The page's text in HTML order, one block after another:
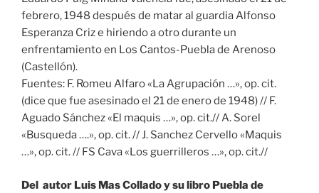
febrero, 1948 después de matar al guardia Alfonso
Esperanza Criz e hiriendo a otro durante un
enfrentamiento en Los Cantos-Puebla de Arenoso
(Castellón).
Fuentes: F. Romeu Alfaro «La Agrupación …», op. cit.
(dice que fue asesinado el 21 de enero de 1948) // F.
Aguado Sánchez «El maquis …», op. cit.// A. Sorel
«Busqueda ….», op. cit. // J. Sanchez Cervello «Maquis
…», op. cit. // FS Cava «Los guerrilleros …», op. cit.//
Del autor Luis Mas Collado y su libro Puebla de